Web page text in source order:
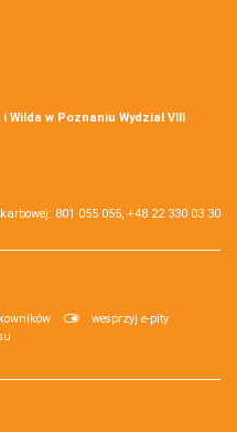
w Poznaniu Wydział VIII
801 055 055, +48 22 330 03 30
wesprzyj e-pity